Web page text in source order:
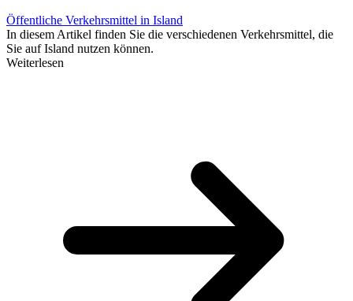
Öffentliche Verkehrsmittel in Island
In diesem Artikel finden Sie die verschiedenen Verkehrsmittel, die
Sie auf Island nutzen können.
Weiterlesen